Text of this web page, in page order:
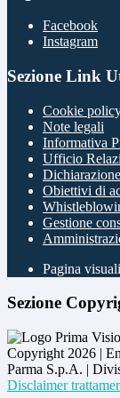
Facebook
Instagram
Sezione Link
Cookie
Note legali
Informativa
Ufficio
Obiettivi di
Gestione
Pagina
Sezione
Copyright 2026 |
Parma S.p.A. |
Disclaimer